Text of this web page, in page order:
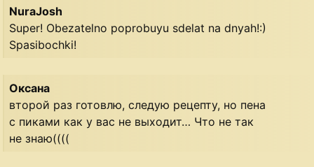
NuraJosh
Super! Obezatelno poprobuyu sdelat na dnyah!:)
Spasibochki!
Оксана
второй раз готовлю, следую рецепту, но пена
с пиками как у вас не выходит… Что не так
не знаю((((